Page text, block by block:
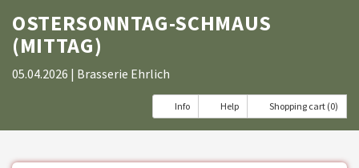
OSTERSONNTAG-SCHMAUS
(MITTAG)
05.04.2026 | Brasserie Ehrlich
Info Help Shopping cart (0)